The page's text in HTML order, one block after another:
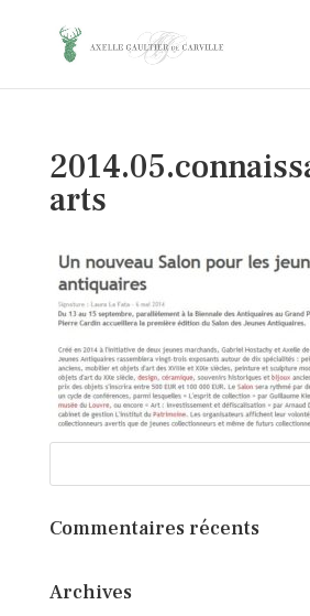
arts
Commentaires récents
Archives